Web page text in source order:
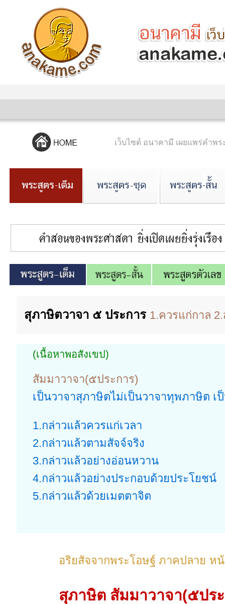
เว็บไซต์ อนาคามี เผยแพร่คำพ
สุภาษิตวาจา ๕ ประการ 1.ควรแก่กาล
(เนื้อหาพอสังเขป)
สัมมาวาจา(๕ประการ)
เป็นวาจาสุภาษิตไม่เป็นวาจาทุพภาษิต
1.กล่าวแล้วควรแก่เวลา
2.กล่าวแล้วตามสัจจ์จริง
3.กล่าวแล้วอย่างอ่อนหวาน
4.กล่าวแล้วอย่างประกอบด้วยประโยชน์
5.กล่าวแล้วด้วยเมตตาจิต
อริยสัจจากพระโอษฐ์ ภาคปลาย หน้
สุภาษิต สัมมาวาจา(๕ปร